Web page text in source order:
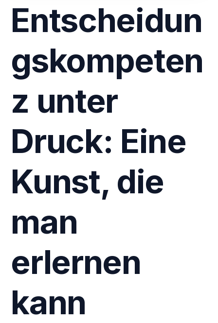
Entscheidun
gskompeten
z unter
Druck: Eine
Kunst, die
man
erlernen
kann